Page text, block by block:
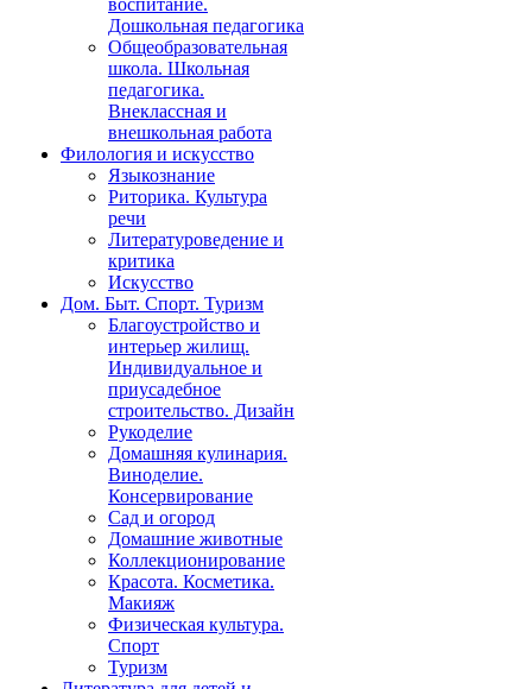
воспитание.
Дошкольная педагогика
Общеобразовательная
школа. Школьная
педагогика.
Внеклассная и
внешкольная работа
Филология и искусство
Языкознание
Риторика. Культура
речи
Литературоведение и
критика
Искусство
Дом. Быт. Спорт. Туризм
Благоустройство и
интерьер жилищ.
Индивидуальное и
приусадебное
строительство. Дизайн
Рукоделие
Домашняя кулинария.
Виноделие.
Консервирование
Сад и огород
Домашние животные
Коллекционирование
Красота. Косметика.
Макияж
Физическая культура.
Спорт
Туризм